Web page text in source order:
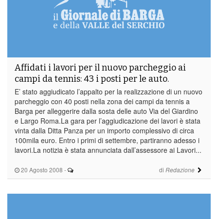
20 Agosto 2008 - di Redazione
Affidati i lavori per il nuovo parcheggio ai
campi da tennis: 43 i posti per le auto.
E’ stato aggiudicato l’appalto per la realizzazione di un nuovo
parcheggio con 40 posti nella zona dei campi da tennis a
Barga per alleggerire dalla sosta delle auto Via del Giardino
e Largo Roma.La gara per l’aggiudicazione dei lavori è stata
vinta dalla Ditta Panza per un importo complessivo di circa
100mila euro. Entro i primi di settembre, partiranno adesso i
lavori.La notizia è stata annunciata dall’assessore ai Lavori...